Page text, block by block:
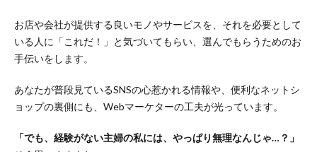
お店や会社が提供する良いモノやサービスを、それを必要として
いる人に「これだ！」と気づいてもらい、選んでもらうためのお
手伝いをします。
あなたが普段見ているSNSの心惹かれる情報や、便利なネットシ
ョップの裏側にも、Webマーケターの工夫が光っています。
「でも、経験がない主婦の私には、やっぱり無理なんじゃ…？」